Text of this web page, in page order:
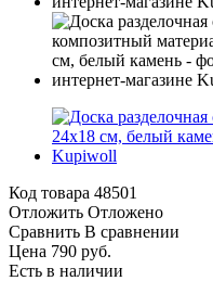
Код товара 48501
Отложить Отложено
Сравнить В сравнении
Цена 790 руб.
Есть в наличии